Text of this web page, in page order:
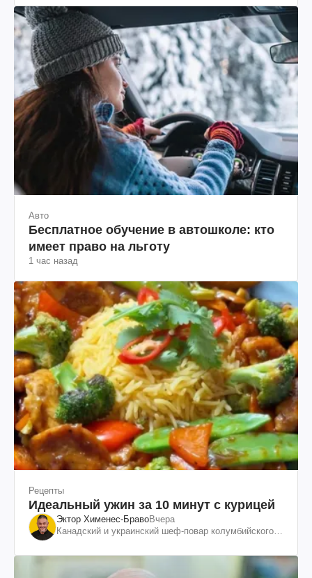
Авто
Бесплатное обучение в автошколе: кто
имеет право на льготу
1 час назад
Рецепты
Идеальный ужин за 10 минут с курицей
Эктор Хименес-БравоВчера
Канадский и украинский шеф-повар колумбийского